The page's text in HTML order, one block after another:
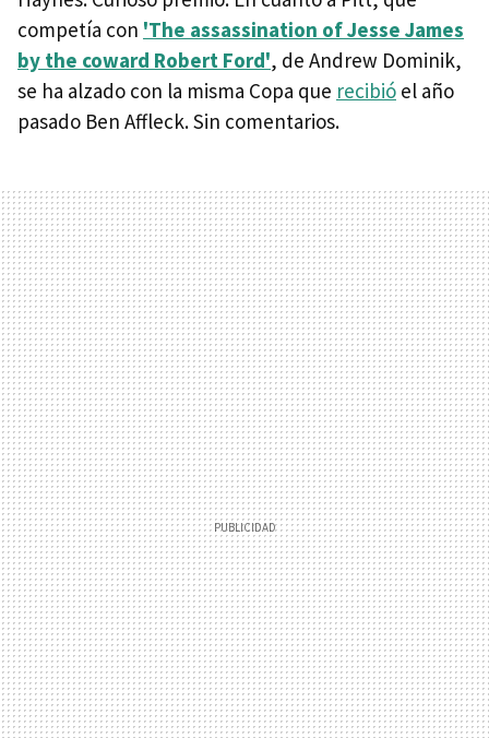
competía con 'The assassination of Jesse James
by the coward Robert Ford', de Andrew Dominik,
se ha alzado con la misma Copa que recibió el año
pasado Ben Affleck. Sin comentarios.